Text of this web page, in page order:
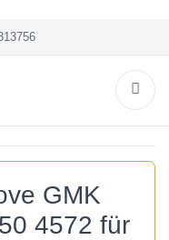
GMK
4572 für